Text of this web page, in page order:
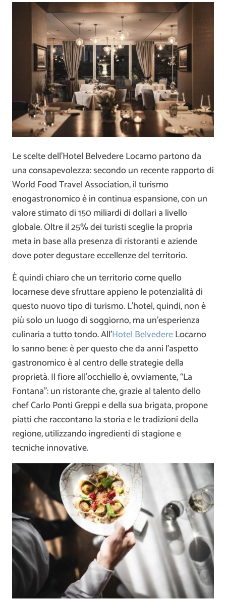
Le scelte dell’Hotel Belvedere Locarno partono da
una consapevolezza: secondo un recente rapporto di
World Food Travel Association, il turismo
enogastronomico è in continua espansione, con un
valore stimato di 150 miliardi di dollari a livello
globale. Oltre il 25% dei turisti sceglie la propria
meta in base alla presenza di ristoranti e aziende
dove poter degustare eccellenze del territorio.
È quindi chiaro che un territorio come quello
locarnese deve sfruttare appieno le potenzialità di
questo nuovo tipo di turismo. L’hotel, quindi, non è
più solo un luogo di soggiorno, ma un’esperienza
culinaria a tutto tondo. All’Hotel BelvedereLocarno
lo sanno bene: è per questo che da anni l’aspetto
gastronomico è al centro delle strategie della
proprietà. Il fiore all’occhiello è, ovviamente, “La
Fontana”: un ristorante che, grazie al talento dello
chef Carlo Ponti Greppi e della sua brigata, propone
piatti che raccontano la storia e le tradizioni della
regione, utilizzando ingredienti di stagione e
tecniche innovative.